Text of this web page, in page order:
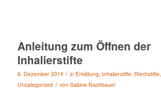
Anleitung zum Öffnen der
Inhalierstifte
6. Dezember 2014 / in Erkältung, Inhalierstifte, Riechstifte,
Uncategorized / von Sabine Nachbauer